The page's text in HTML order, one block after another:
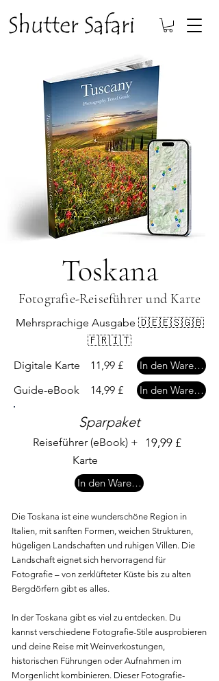
Toskana
Fotografie-Reiseführer und Karte
Mehrsprachige Ausgabe 🇩🇪🇪🇸🇬🇧
🇫🇷🇮🇹
Digitale Karte
11,99 £
In den Warenkorb
Guide-eBook
14,99 £ In den Warenkorb
Sparpaket
Reiseführer (eBook) +
Karte
19,99 £
In den Warenkorb
Die Toskana ist eine wunderschöne Region in
Italien, mit sanften Formen, weichen Strukturen,
hügeligen Landschaften und ruhigen Villen. Die
Landschaft eignet sich hervorragend für
Fotografie – von zerklüfteter Küste bis zu alten
Bergdörfern gibt es alles.
In der Toskana gibt es viel zu entdecken. Du
kannst verschiedene Fotografie-Stile ausprobieren
und deine Reise mit Weinverkostungen,
historischen Führungen oder Aufnahmen im
Morgenlicht kombinieren. Dieser Fotografie-